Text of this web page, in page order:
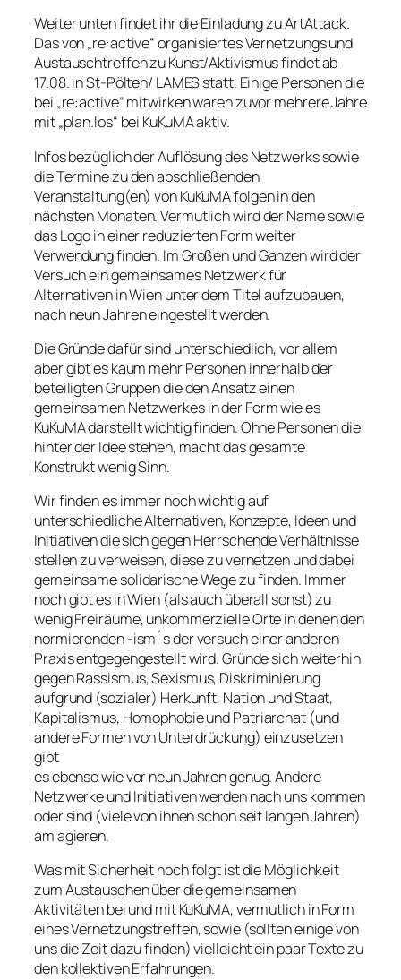
Weiter unten findet ihr die Einladung zu ArtAttack.
Das von „re:active“ organisiertes Vernetzungs und
Austauschtreffen zu Kunst/Aktivismus findet ab
17.08. in St-Pölten/ LAMES statt. Einige Personen die
bei „re:active“ mitwirken waren zuvor mehrere Jahre
mit „plan.los“ bei KuKuMA aktiv.
Infos bezüglich der Auflösung des Netzwerks sowie
die Termine zu den abschließenden
Veranstaltung(en) von KuKuMA folgen in den
nächsten Monaten. Vermutlich wird der Name sowie
das Logo in einer reduzierten Form weiter
Verwendung finden. Im Großen und Ganzen wird der
Versuch ein gemeinsames Netzwerk für
Alternativen in Wien unter dem Titel aufzubauen,
nach neun Jahren eingestellt werden.
Die Gründe dafür sind unterschiedlich, vor allem
aber gibt es kaum mehr Personen innerhalb der
beteiligten Gruppen die den Ansatz einen
gemeinsamen Netzwerkes in der Form wie es
KuKuMA darstellt wichtig finden. Ohne Personen die
hinter der Idee stehen, macht das gesamte
Konstrukt wenig Sinn.
Wir finden es immer noch wichtig auf
unterschiedliche Alternativen, Konzepte, Ideen und
Initiativen die sich gegen Herrschende Verhältnisse
stellen zu verweisen, diese zu vernetzen und dabei
gemeinsame solidarische Wege zu finden. Immer
noch gibt es in Wien (als auch überall sonst) zu
wenig Freiräume, unkommerzielle Orte in denen den
normierenden -ism´s der versuch einer anderen
Praxis entgegengestellt wird. Gründe sich weiterhin
gegen Rassismus, Sexismus, Diskriminierung
aufgrund (sozialer) Herkunft, Nation und Staat,
Kapitalismus, Homophobie und Patriarchat (und
andere Formen von Unterdrückung) einzusetzen
gibt
es ebenso wie vor neun Jahren genug. Andere
Netzwerke und Initiativen werden nach uns kommen
oder sind (viele von ihnen schon seit langen Jahren)
am agieren.
Was mit Sicherheit noch folgt ist die Möglichkeit
zum Austauschen über die gemeinsamen
Aktivitäten bei und mit KuKuMA, vermutlich in Form
eines Vernetzungstreffen, sowie (sollten einige von
uns die Zeit dazu finden) vielleicht ein paar Texte zu
den kollektiven Erfahrungen.